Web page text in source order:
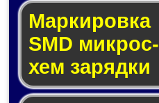
Маркировка
SMD мик­рос­
хем за­ряд­ки